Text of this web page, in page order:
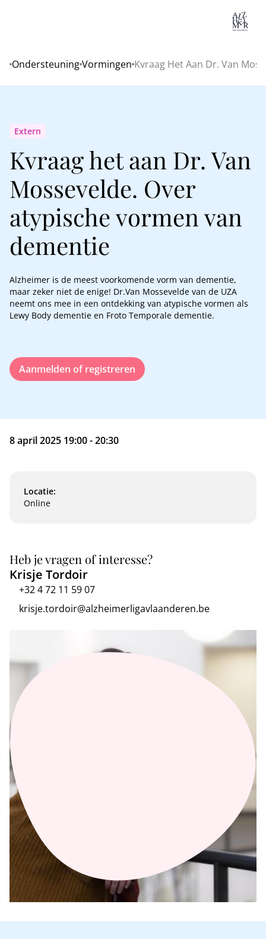
Home
OndersteuningVormingen Kvraag Het Aan Dr. Van
Extern
Kvraag het aan Dr. Van
Mossevelde. Over
atypische vormen van
dementie
Alzheimer is de meest voorkomende vorm van dementie,
maar zeker niet de enige! Dr.Van Mossevelde van de UZA
neemt ons mee in een ontdekking van atypische vormen als
Lewy Body dementie en Froto Temporale dementie.
Aanmelden of registreren
8 april 2025 19:00 - 20:30
Locatie:
Online
Heb je vragen of interesse?
Krisje Tordoir
+32 4 72 11 59 07
krisje.tordoir@alzheimerligavlaanderen.be